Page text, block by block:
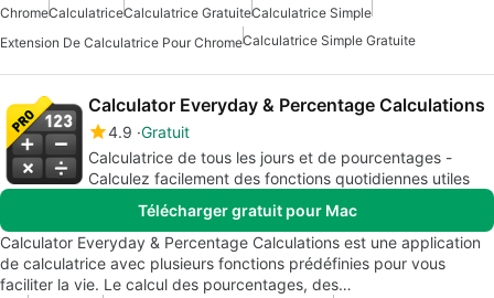
ChromeCalculatriceCalculatrice GratuiteCalculatrice Simple
Extension De Calculatrice Pour ChromeCalculatrice Simple Gratuite
Calculator Everyday & Percentage Calculations
4.9 Gratuit
Calculatrice de tous les jours et de pourcentages -
Calculez facilement des fonctions quotidiennes utiles
Télécharger gratuit pour Mac
Calculator Everyday & Percentage Calculations est une application
de calculatrice avec plusieurs fonctions prédéfinies pour vous
faciliter la vie. Le calcul des pourcentages, des…